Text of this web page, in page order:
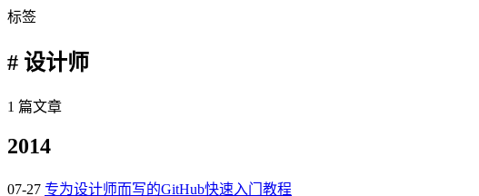
标签
# 设计师
1 篇文章
2014
07-27 专为设计师而写的GitHub快速入门教程